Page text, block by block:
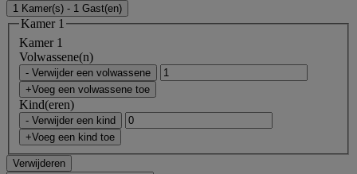
1 Kamer(s) - 1 Gast(en)
Kamer 1
Kamer 1
Volwassene(n)
- Verwijder een volwassene
+Voeg een volwassene toe
Kind(eren)
- Verwijder een kind
+Voeg een kind toe
Verwijderen